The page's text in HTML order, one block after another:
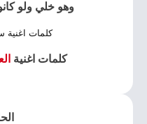
وهو خلي ولو
كلمات
كلمات اغنية